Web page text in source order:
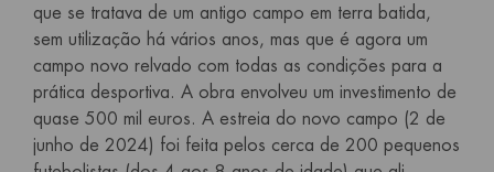
que se tratava de um antigo campo em terra batida,
sem utilização há vários anos, mas que é agora um
campo novo relvado com todas as condições para a
prática desportiva. A obra envolveu um investimento de
quase 500 mil euros. A estreia do novo campo (2 de
junho de 2024) foi feita pelos cerca de 200 pequenos